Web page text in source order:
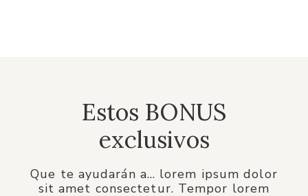
Estos BONUS
exclusivos
Que te ayudarán a… lorem ipsum dolor
sit amet consectetur. Tempor lorem